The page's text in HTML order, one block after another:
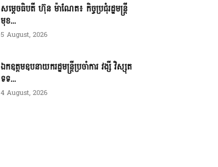
សម្ដេចធិបតី ហ៊ុន ម៉ាណែត៖ កិច្ចប្រជុំរដ្ឋមន្ត្រី
មុខ...
5 August, 2026
ឯកឧត្តមឧបនាយករដ្ឋមន្ត្រីប្រចាំការ វង្សី វិស្សុត
ទទ...
4 August, 2026